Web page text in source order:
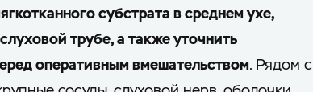
субстрата в среднем ухе,
трубе, а также уточнить
оперативным вмешательством. Рядом с